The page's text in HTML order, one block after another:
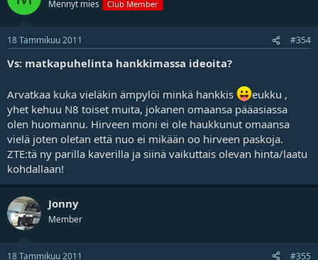
Mennyt mies Club Member
18 Tammikuu 2011 #354
Vs: matkapuhelinta hankkimassa ideoita?
Arvatkaa kuka vieläkin ämpylöi minkä hankkis
eukku ,
yhet kehuu N8 toiset muita, jokanen omaansa pääasiassa
olen huomannu. Hirveen moni ei ole haukkunut omaansa
vielä joten oletan että nuo ei mikään oo hirveen paskoja.
ZTE:tä ny parilla kaverilla ja siinä vaikuttais olevan hinta/laatu
kohdallaan!
Jonny
Member
18 Tammikuu 2011 #355